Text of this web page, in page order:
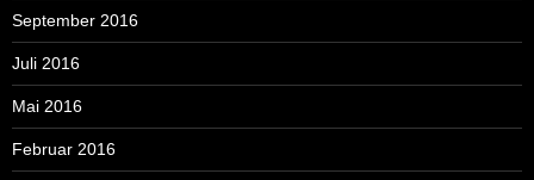
September 2016
Juli 2016
Mai 2016
Februar 2016